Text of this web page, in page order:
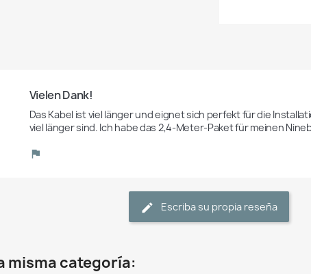
Vielen Dank!
Das Kabel ist viel länger und eignet sich perfekt für die
viel länger sind. Ich habe das 2,4-Meter-Paket für meinen
Escriba su propia reseña
misma categoría: